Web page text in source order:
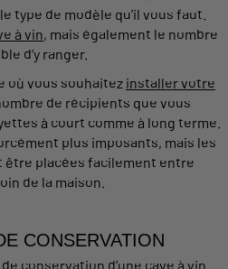
type de modèle qu’il vous faut.
à vin, mais également le nombre
d’y ranger.
où vous souhaitez installervotre
de récipients que vous
à court comme à long terme.
plus imposants, mais les
être placées facilement entre
de la maison.
CONSERVATION
de conservation d’une cave à vin